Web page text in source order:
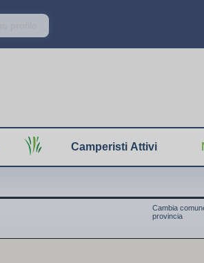
Camperisti Attivi
Cambia
provincia